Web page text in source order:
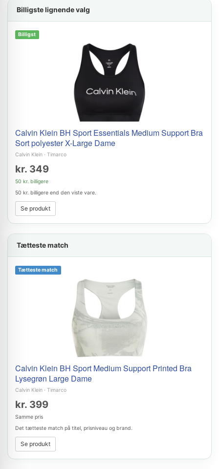
Billigste lignende valg
Billigst
Calvin Klein BH Sport Essentials Medium Support Bra
Sort polyester X-Large Dame
Calvin Klein · Timarco
kr. 349
50 kr. billigere
50 kr. billigere end den viste vare.
Se produkt
Tætteste match
Tætteste match
Calvin Klein BH Sport Medium Support Printed Bra
Lysegrøn Large Dame
Calvin Klein · Timarco
kr. 399
Samme pris
Det tætteste match på titel, prisniveau og brand.
Se produkt